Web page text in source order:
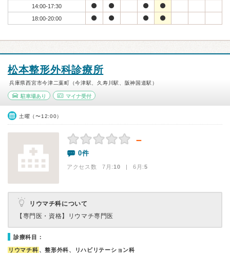
14:00-17:30
18:00-20:00
松本整形外科診療所
兵庫県西宮市今津二葉町（今津駅、久寿川駅、阪神国道駅）
駐車場あり マイナ受付
土曜（〜12:00）
－
0件
アクセス数 7月:10 | 6月:5
リウマチ科について
【専門医・資格】
リウマチ専門医
診療科目：
リウマチ科 、整形外科、リハビリテーション科